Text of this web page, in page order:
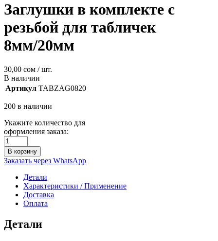
Заглушки в комплекте с
резьбой для табличек
8мм/20мм
30,00 сом / шт.
В наличии
Артикул TABZAG0820
200 в наличии
Укажите количество для
оформления заказа:
В корзину
Заказать через WhatsApp
Детали
Характеристики / Применение
Доставка
Оплата
Детали